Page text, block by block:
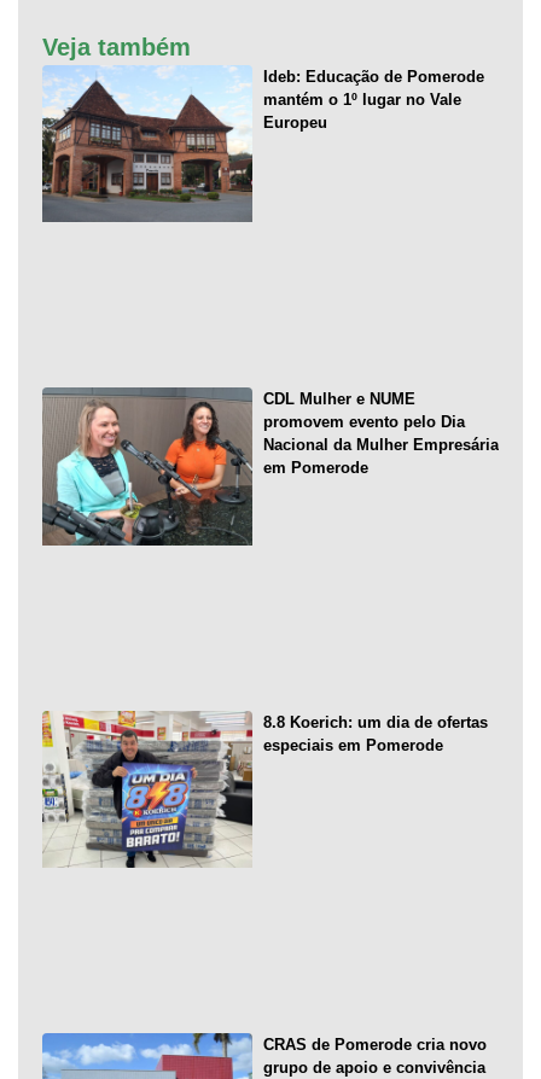
Veja também
Ideb: Educação de Pomerode
mantém o 1º lugar no Vale
Europeu
CDL Mulher e NUME
promovem evento pelo Dia
Nacional da Mulher Empresária
em Pomerode
8.8 Koerich: um dia de ofertas
especiais em Pomerode
CRAS de Pomerode cria novo
grupo de apoio e convivência